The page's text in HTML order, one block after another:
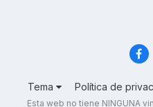
Tema Política de
Esta web no tiene NINGUNA